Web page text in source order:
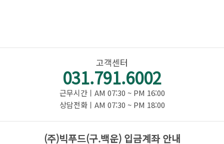
고객센터
031.791.6002
근무시간ㅣAM 07:30 ~ PM 16:00
상담전화ㅣAM 07:30 ~ PM 18:00
(주)빅푸드(구.백운) 입금계좌 안내